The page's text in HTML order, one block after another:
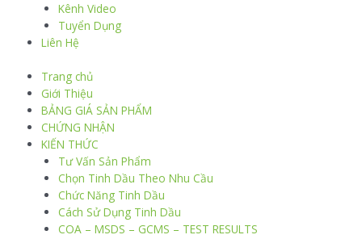
Kênh Video
Tuyển Dụng
Liên Hệ
Trang chủ
Giới Thiệu
BẢNG GIÁ SẢN PHẨM
CHỨNG NHẬN
KIẾN THỨC
Tư Vấn Sản Phẩm
Chọn Tinh Dầu Theo Nhu Cầu
Chức Năng Tinh Dầu
Cách Sử Dụng Tinh Dầu
COA – MSDS – GCMS – TEST RESULTS